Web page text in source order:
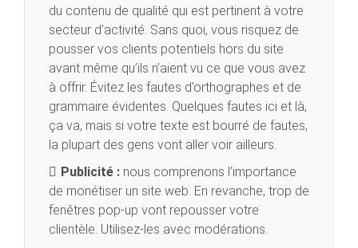
du contenu de qualité qui est pertinent à votre
secteur d’activité. Sans quoi, vous risquez de
pousser vos clients potentiels hors du site
avant même qu’ils n’aient vu ce que vous avez
à offrir. Évitez les fautes d’orthographes et de
grammaire évidentes. Quelques fautes ici et là,
ça va, mais si votre texte est bourré de fautes,
la plupart des gens vont aller voir ailleurs.
Publicité : nous comprenons l’importance
de monétiser un site web. En revanche, trop de
fenêtres pop-up vont repousser votre
clientèle. Utilisez-les avec modérations.